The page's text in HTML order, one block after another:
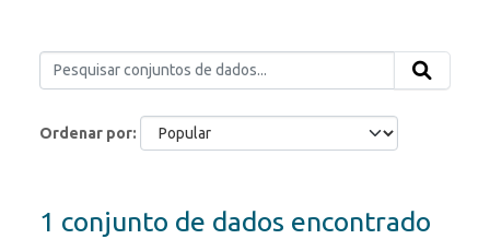
Ordenar por
1 conjunto de dados encontrado